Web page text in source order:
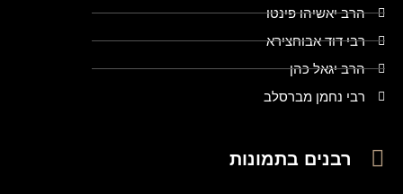
הרב יאשיהו פינטו
רבי דוד אבוחצירא
הרב יגאל כהן
רבי נחמן מברסלב
רבנים בתמונות